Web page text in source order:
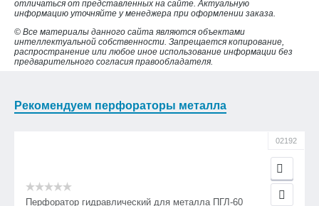
отличаться от представленных на сайте. Актуальную
информацию уточняйте у менеджера при оформлении заказа.
© Все материалы данного сайта являются объектами
интеллектуальной собственности. Запрещается копирование,
распространение или любое иное использование информации без
предварительного согласия правообладателя.
Рекомендуем перфораторы металла
02192
Перфоратор гидравлический для металла ПГЛ-60